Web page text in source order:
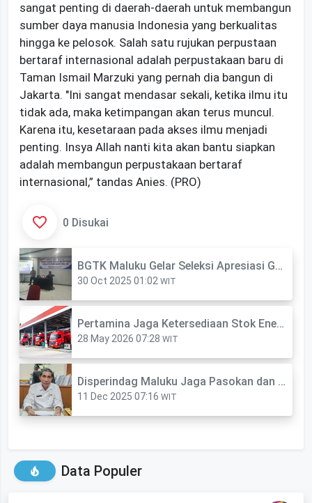
sangat penting di daerah-daerah untuk membangun
sumber daya manusia Indonesia yang berkualitas
hingga ke pelosok. Salah satu rujukan perpustaan
bertaraf internasional adalah perpustakaan baru di
Taman Ismail Marzuki yang pernah dia bangun di
Jakarta. "Ini sangat mendasar sekali, ketika ilmu itu
tidak ada, maka ketimpangan akan terus muncul.
Karena itu, kesetaraan pada akses ilmu menjadi
penting. Insya Allah nanti kita akan bantu siapkan
adalah membangun perpustakaan bertaraf
internasional,” tandas Anies. (PRO)
0 Disukai
BGTK Maluku Gelar Seleksi Apresiasi Guru 2025
30 Oct 2025 01:02 WIT
Pertamina Jaga Ketersediaan Stok Energi dan Mitan di Papua-Maluku
28 May 2026 07:28 WIT
Disperindag Maluku Jaga Pasokan dan Stabilitas Harga Jelang Nataru
11 Dec 2025 07:16 WIT
Data Populer